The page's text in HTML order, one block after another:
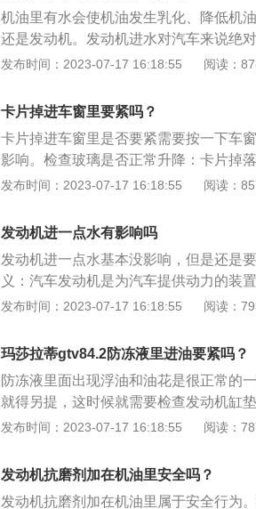
机油里有水会使机油发生乳化、降低机
还是发动机。发动机进水对汽车来说绝
轻则火花塞无法点燃甚至直接熄火，重
阀、气缸的水汽清理干净即可。发动机
音比较大，可能是机油、汽油中有少量
配件。发动机已近进水，而不是混合的
造成损坏，需要将水排干净，里面清理
是电路系统就不太安全。发动机分类有
发布时间：2023-07-17 16:18:55 阅读：
卡片掉进车窗里要紧吗？
卡片掉进车窗里是否要紧需要按一下车
影响。检查玻璃是否正常升降：卡片掉
升降。如果不能需要将门板拆开，取出
在许多轿车门窗玻璃的升降一般都改用
降器。轿车用的电动玻璃升降器多是由
装托架等组成。
发布时间：2023-07-17 16:18:55 阅读：
发动机进一点水有影响吗
发动机进一点水基本没影响，但是还是
义：汽车发动机是为汽车提供动力的装
性、经济性、稳定性和环保性。根据动
需要定期保养。在驾驶经过一些特别潮
机的相关部件做一些检查保养。
发布时间：2023-07-17 16:18:55 阅读：
玛莎拉蒂gtv84.2防冻液里进油要紧吗？
防冻液里面出现浮油和油花是很正常的
就得另提，这时候就需要检查发动机缸
或者滤清器出现问题，也存在密封老化
用同一品牌的防冻液：不同品牌的防冻
品牌的防冻液不能混用。2、防冻液的
发布时间：2023-07-17 16:18:55 阅读：
发动机抗磨剂加在机油里安全吗？
发动机抗磨剂加在机油里属于安全行为